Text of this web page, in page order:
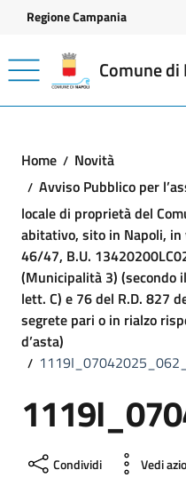
Vai ai contenuti
Vai al footer
Regione Campania
Comune
Home
Novità
Avviso Pubblico per
locale di proprietà del
abitativo, sito in Napoli, in
46/47, B.U.
(Municipalità 3) (secondo
lett. C) e 76 del R.D. 827
segrete pari o in rialzo
d’asta)
Condividi Vedi